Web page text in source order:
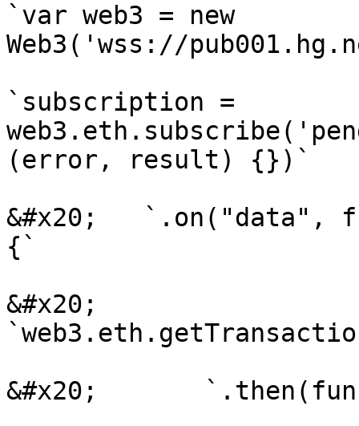
`var web3 = new
Web3('wss://
`subscription =
(error, result) {})`
&#x20;   `.on("data",
{`
&#x20;
&#x20;